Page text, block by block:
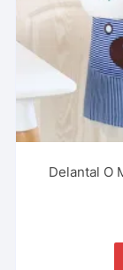
Delantal O